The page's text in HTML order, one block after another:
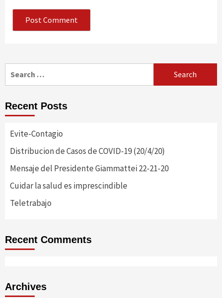
for:
Recent Posts
Evite-Contagio
Distribucion de Casos de COVID-19 (20/4/20)
Mensaje del Presidente Giammattei 22-21-20
Cuidar la salud es imprescindible
Teletrabajo
Recent Comments
Archives